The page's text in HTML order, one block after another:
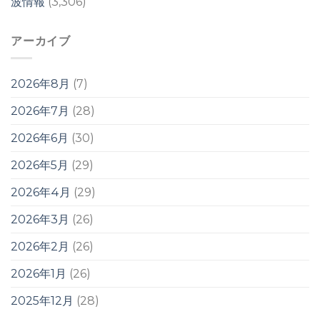
アーカイブ
2026年8月 (7)
2026年7月 (28)
2026年6月 (30)
2026年5月 (29)
2026年4月 (29)
2026年3月 (26)
2026年2月 (26)
2026年1月 (26)
2025年12月 (28)